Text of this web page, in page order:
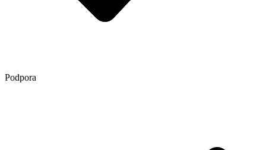
Podpora